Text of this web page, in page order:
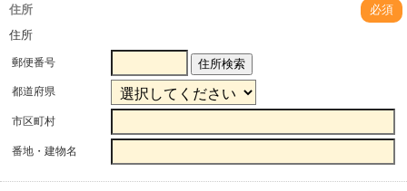
住所
必須
住所
郵便番号 住所検索
都道府県
市区町村
番地・建物名